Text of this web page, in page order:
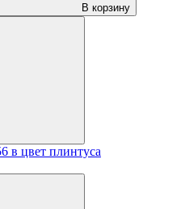
В корзину